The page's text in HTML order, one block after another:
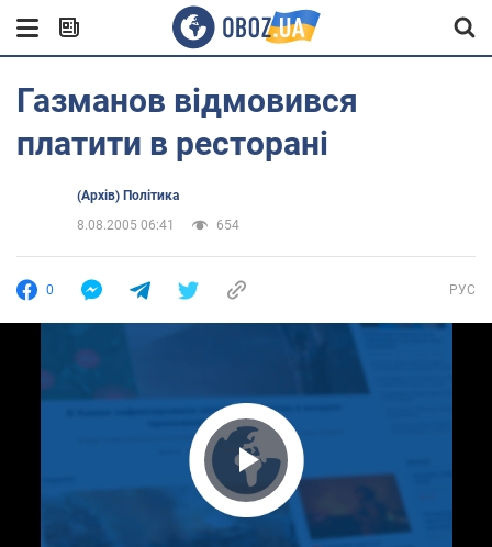
Газманов відмовився
платити в ресторані
(Архів) Політика
8.08.2005 06:41
654
0 РУС
Play Video